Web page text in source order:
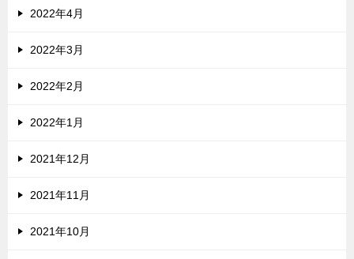
2022年4月
2022年3月
2022年2月
2022年1月
2021年12月
2021年11月
2021年10月